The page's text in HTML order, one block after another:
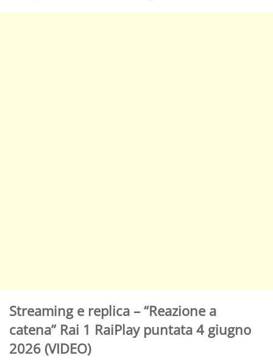
Streaming e replica – “Reazione a
catena” Rai 1 RaiPlay puntata 4 giugno
2026 (VIDEO)